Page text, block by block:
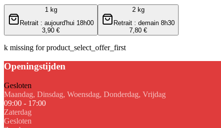
1 kg
Retrait : aujourd'hui 18h00
3,90 €
2 kg
Retrait : demain 8h30
7,80 €
k missing for product_select_offer_first
Openingstijden
Gesloten
Maandag, Dinsdag, Woensdag, Donderdag, Vrijdag
09:00 - 17:00
Zaterdag
Gesloten